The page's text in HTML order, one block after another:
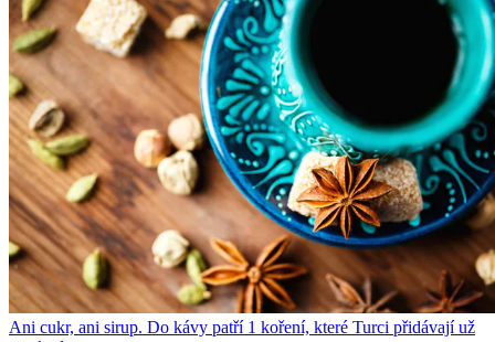
Ani cukr, ani sirup. Do kávy patří 1 koření, které Turci přidávají už